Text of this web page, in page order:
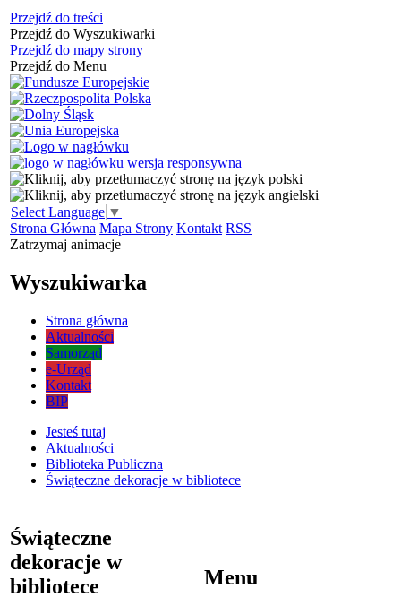
Przejdź do treści
Przejdź do Wyszukiwarki
Przejdź do mapy strony
Przejdź do Menu
Select Language ▼
Strona Główna Mapa Strony Kontakt RSS
Zatrzymaj animacje
Wyszukiwarka
Strona główna
Aktualności
Samorząd
e-Urząd
Kontakt
BIP
Jesteś tutaj
Aktualności
Biblioteka Publiczna
Świąteczne dekoracje w bibliotece
Świąteczne
dekoracje w
bibliotece
Menu